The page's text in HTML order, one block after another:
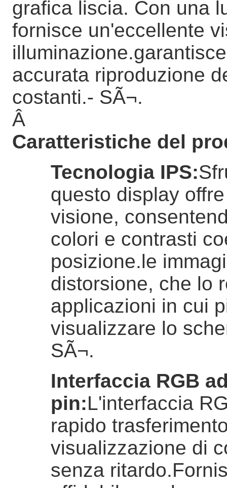
grafica liscia. Con una
fornisce un'eccellente
accurata riproduzione
costanti.- SÃ¬.
Â
Caratteristiche del
Tecnologia IPS:
questo display
visione,
colori e contrasti
posizione.le
distorsione, che lo
applicazioni in cui
visualizzare lo
SÃ¬.
Interfaccia RGB
pin:L'interfaccia
rapido
visualizzazione di
senza